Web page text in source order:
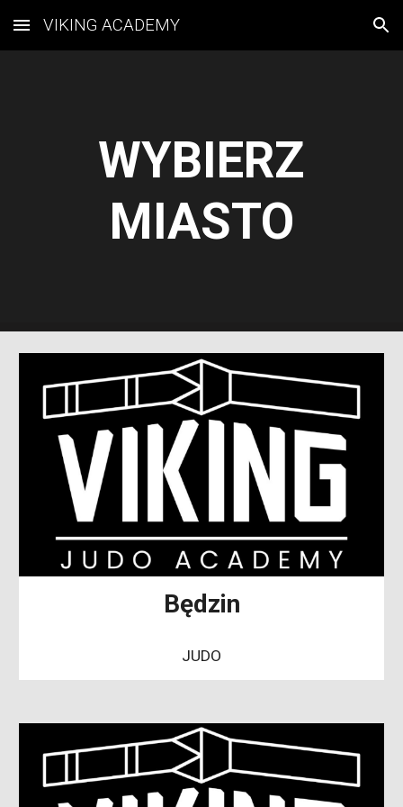
Skip to main content Skip to navigation
VIKING ACADEMY
WYBIERZ
MIASTO
Będzin
JUDO